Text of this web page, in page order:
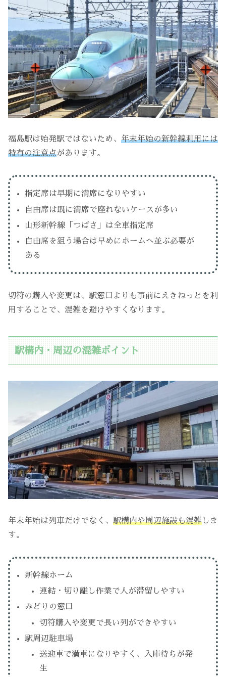
福島駅は始発駅ではないため、 年末年始の新幹線利用には
特有の注意点があります。
指定席は早期に満席になりやすい
自由席は既に満席で座れないケースが多い
山形新幹線「つばさ」は全車指定席
自由席を狙う場合は早めにホームへ並ぶ必要が
ある
切符の購入や変更は、駅窓口よりも事前にえきねっとを利
用することで、混雑を避けやすくなります。
駅構内・周辺の混雑ポイント
年末年始は列車だけでなく、 駅構内や周辺施設も混雑 しま
す。
新幹線ホーム
連結・切り離し作業で人が滞留しやすい
みどりの窓口
切符購入や変更で長い列ができやすい
駅周辺駐車場
送迎車で満車になりやすく、入庫待ちが発
生